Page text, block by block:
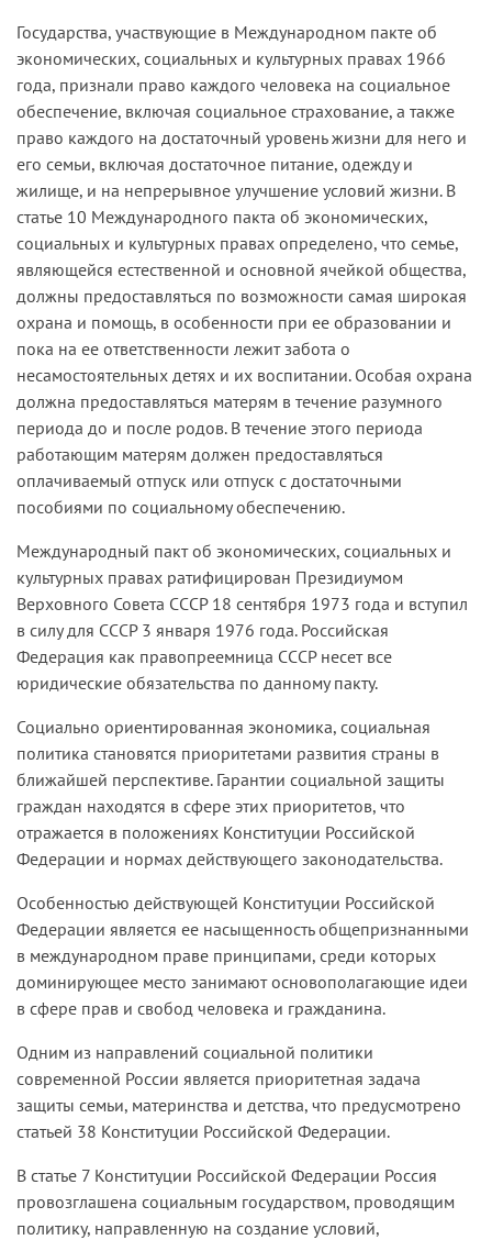
Государства, участвующие в Международном пакте об
экономических, социальных и культурных правах 1966
года, признали право каждого человека на социальное
обеспечение, включая социальное страхование, а также
право каждого на достаточный уровень жизни для него и
его семьи, включая достаточное питание, одежду и
жилище, и на непрерывное улучшение условий жизни. В
статье 10 Международного пакта об экономических,
социальных и культурных правах определено, что семье,
являющейся естественной и основной ячейкой общества,
должны предоставляться по возможности самая широкая
охрана и помощь, в особенности при ее образовании и
пока на ее ответственности лежит забота о
несамостоятельных детях и их воспитании. Особая охрана
должна предоставляться матерям в течение разумного
периода до и после родов. В течение этого периода
работающим матерям должен предоставляться
оплачиваемый отпуск или отпуск с достаточными
пособиями по социальному обеспечению.
Международный пакт об экономических, социальных и
культурных правах ратифицирован Президиумом
Верховного Совета СССР 18 сентября 1973 года и вступил
в силу для СССР 3 января 1976 года. Российская
Федерация как правопреемница СССР несет все
юридические обязательства по данному пакту.
Социально ориентированная экономика, социальная
политика становятся приоритетами развития страны в
ближайшей перспективе. Гарантии социальной защиты
граждан находятся в сфере этих приоритетов, что
отражается в положениях Конституции Российской
Федерации и нормах действующего законодательства.
Особенностью действующей Конституции Российской
Федерации является ее насыщенность общепризнанными
в международном праве принципами, среди которых
доминирующее место занимают основополагающие идеи
в сфере прав и свобод человека и гражданина.
Одним из направлений социальной политики
современной России является приоритетная задача
защиты семьи, материнства и детства, что предусмотрено
статьей 38 Конституции Российской Федерации.
В статье 7 Конституции Российской Федерации Россия
провозглашена социальным государством, проводящим
политику, направленную на создание условий,